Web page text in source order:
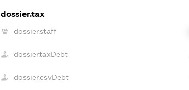
dossier.tax
dossier.staff
dossier.taxDebt
dossier.esvDebt